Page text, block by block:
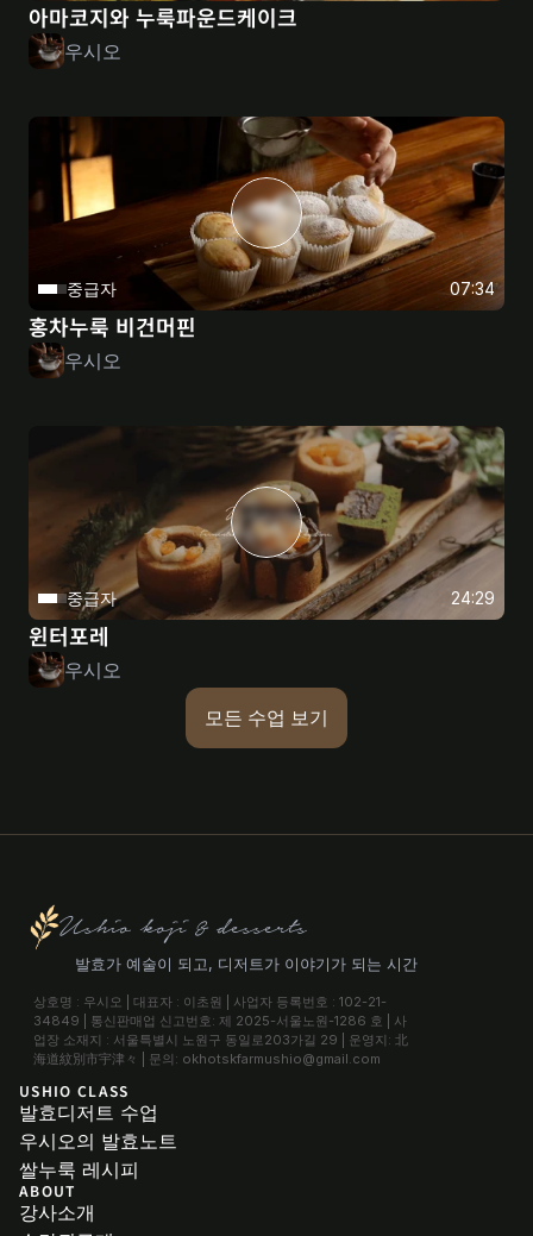
아마코지와 누룩파운드케이크
우시오
07:34
중급자
홍차누룩 비건머핀
우시오
24:29
중급자
윈터포레
우시오
모든 수업 보기
Ushio koji & desserts
발효가 예술이 되고, 디저트가 이야기가 되는 시간
상호명 : 우시오 | 대표자 : 이초원 | 사업자 등록번호 : 102-21-
34849 | 통신판매업 신고번호: 제 2025-서울노원-1286 호 | 사
업장 소재지 : 서울특별시 노원구 동일로203가길 29 | 운영지: 北
海道紋別市宇津々 | 문의: okhotskfarmushio@gmail.com
USHIO CLASS
발효디저트 수업
우시오의 발효노트
쌀누룩 레시피
ABOUT
강사소개